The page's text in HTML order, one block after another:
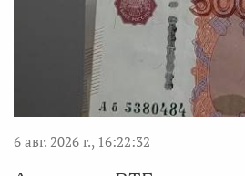
6 авг. 2026 г., 16:22:32